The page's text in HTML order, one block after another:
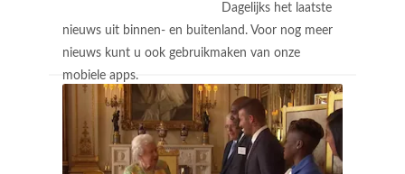
Dagelijks het laatste
nieuws uit binnen- en buitenland. Voor nog meer
nieuws kunt u ook gebruikmaken van onze
mobiele apps.